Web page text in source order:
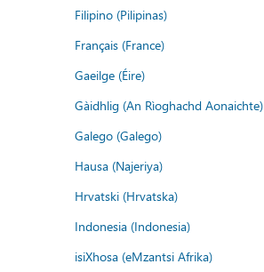
Filipino (Pilipinas)
Français (France)
Gaeilge (Éire)
Gàidhlig (An Rìoghachd Aonaichte)
Galego (Galego)
Hausa (Najeriya)
Hrvatski (Hrvatska)
Indonesia (Indonesia)
isiXhosa (eMzantsi Afrika)